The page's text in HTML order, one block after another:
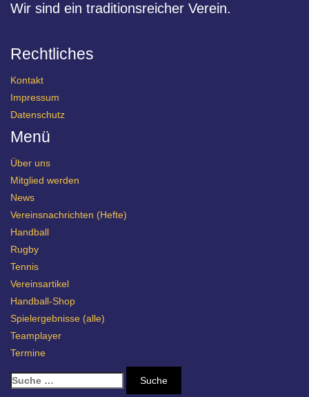
Wir sind ein traditionsreicher Verein.
Rechtliches
Kontakt
Impressum
Datenschutz
Menü
Über uns
Mitglied werden
News
Vereinsnachrichten (Hefte)
Handball
Rugby
Tennis
Vereinsartikel
Handball-Shop
Spielergebnisse (alle)
Teamplayer
Termine
S
u